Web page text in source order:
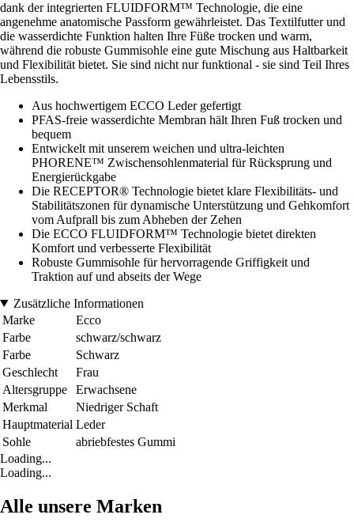
dank der integrierten FLUIDFORM™ Technologie, die eine
angenehme anatomische Passform gewährleistet. Das Textilfutter und
die wasserdichte Funktion halten Ihre Füße trocken und warm,
während die robuste Gummisohle eine gute Mischung aus Haltbarkeit
und Flexibilität bietet. Sie sind nicht nur funktional - sie sind Teil Ihres
Lebensstils.
Aus hochwertigem ECCO Leder gefertigt
PFAS-freie wasserdichte Membran hält Ihren Fuß trocken und
bequem
Entwickelt mit unserem weichen und ultra-leichten
PHORENE™ Zwischensohlenmaterial für Rücksprung und
Energierückgabe
Die RECEPTOR® Technologie bietet klare Flexibilitäts- und
Stabilitätszonen für dynamische Unterstützung und Gehkomfort
vom Aufprall bis zum Abheben der Zehen
Die ECCO FLUIDFORM™ Technologie bietet direkten
Komfort und verbesserte Flexibilität
Robuste Gummisohle für hervorragende Griffigkeit und
Traktion auf und abseits der Wege
Zusätzliche Informationen
Marke
Ecco
Farbe
schwarz/schwarz
Farbe
Schwarz
Geschlecht
Frau
Altersgruppe
Erwachsene
Merkmal
Niedriger Schaft
Hauptmaterial Leder
Sohle
abriebfestes Gummi
Loading...
Loading...
Alle unsere Marken